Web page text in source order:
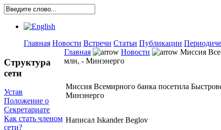
Главная Новости Встречи Статьи Публикации
Структура
сети
Устав
Положение о
Секретариате
Как стать членом
сети?
Главная Новости
Миссия
млн, - Минэнерго
Миссия Всемирного банка посетила
Минэнерго
Написал Iskander Beglov